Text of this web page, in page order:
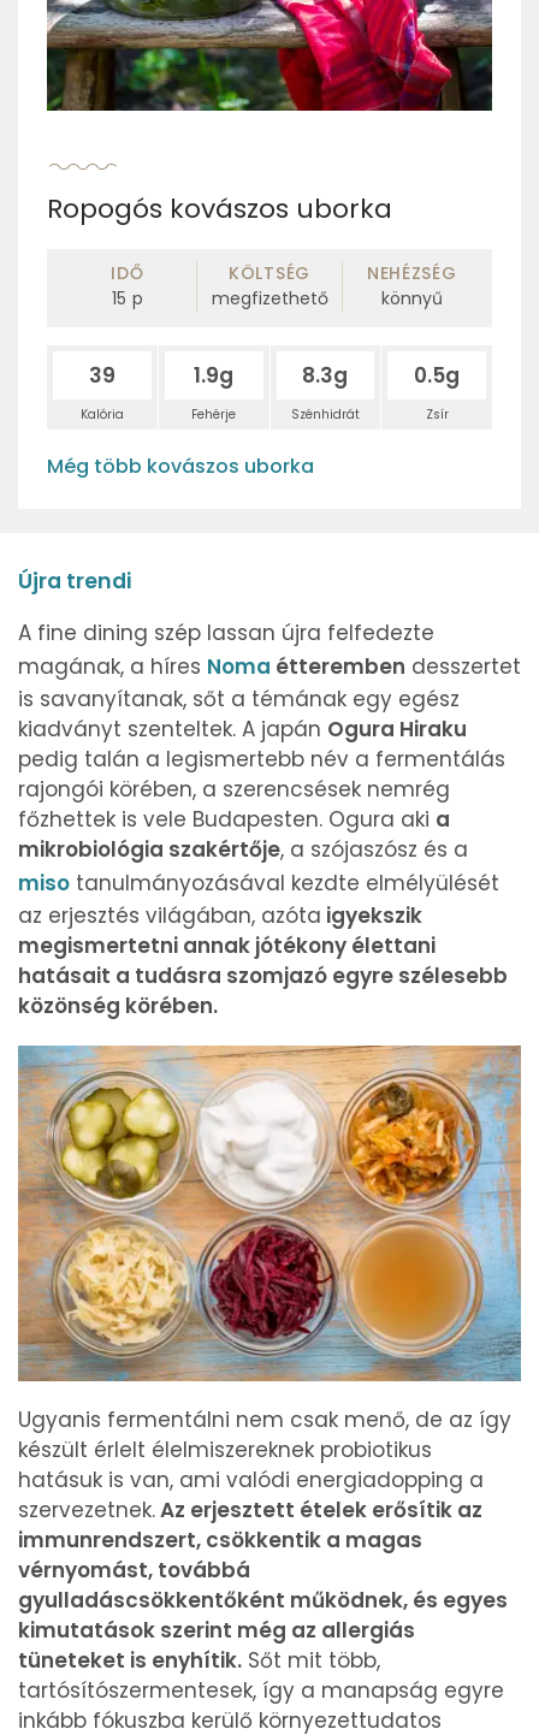
Ropogós kovászos uborka
IDŐ
15 p
KÖLTSÉG
megfizethető
NEHÉZSÉG
könnyű
39
Kalória
1.9g
Fehérje
8.3g
Szénhidrát
0.5g
Zsír
Még több kovászos uborka
Újra trendi
A fine dining szép lassan újra felfedezte
magának, a híres Noma étteremben desszertet
is savanyítanak, sőt a témának egy egész
kiadványt szenteltek. A japán Ogura Hiraku
pedig talán a legismertebb név a fermentálás
rajongói körében, a szerencsések nemrég
főzhettek is vele Budapesten. Ogura aki a
mikrobiológia szakértője, a szójaszósz és a
miso tanulmányozásával kezdte elmélyülését
az erjesztés világában, azóta igyekszik
megismertetni annak jótékony élettani
hatásait a tudásra szomjazó egyre szélesebb
közönség körében.
Ugyanis fermentálni nem csak menő, de az így
készült érlelt élelmiszereknek probiotikus
hatásuk is van, ami valódi energiadopping a
szervezetnek.Az erjesztett ételek erősítik az
immunrendszert, csökkentik a magas
vérnyomást, továbbá
gyulladáscsökkentőként működnek, és egyes
kimutatások szerint még az allergiás
tüneteket is enyhítik. Sőt mit több,
tartósítószermentesek, így a manapság egyre
inkább fókuszba kerülő környezettudatos